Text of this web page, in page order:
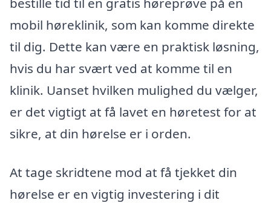
mobil høreklinik, som kan komme direkte
til dig. Dette kan være en praktisk løsning,
hvis du har svært ved at komme til en
klinik. Uanset hvilken mulighed du vælger,
er det vigtigt at få lavet en høretest for at
sikre, at din hørelse er i orden.
At tage skridtene mod at få tjekket din
hørelse er en vigtig investering i dit